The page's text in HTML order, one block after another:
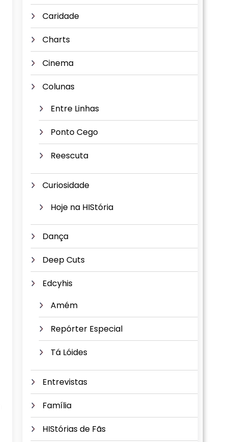
Caridade
Charts
Cinema
Colunas
Entre Linhas
Ponto Cego
Reescuta
Curiosidade
Hoje na HIStória
Dança
Deep Cuts
Edcyhis
Amém
Repórter Especial
Tá Lóides
Entrevistas
Família
HIStórias de Fãs